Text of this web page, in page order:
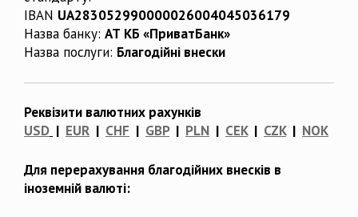
IBAN UA283052990000026004045036179
Назва банку: АТ КБ «ПриватБанк»
Назва послуги: Благодійні внески
Реквізити валютних рахунків
USD | EUR | CHF | GBP| PLN | CEK| CZK| NOK
Для перерахування благодійних внесків в
іноземній валюті: